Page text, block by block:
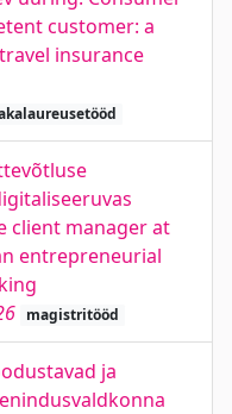
customer: a
insurance
client manager at
entrepreneurial
magistritööd
ja